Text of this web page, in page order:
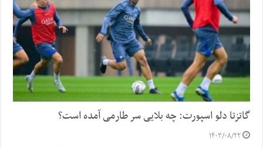
گاتزتا دلو اسپورت: چه بلایی سر طارمی آمده است؟
۱۴۰۳/۰۸/۲۲